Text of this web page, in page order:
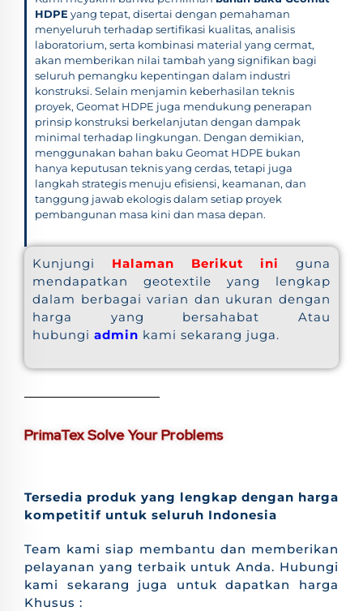
HDPE yang tepat, disertai dengan pemahaman
menyeluruh terhadap sertifikasi kualitas, analisis
laboratorium, serta kombinasi material yang cermat,
akan memberikan nilai tambah yang signifikan bagi
seluruh pemangku kepentingan dalam industri
konstruksi. Selain menjamin keberhasilan teknis
proyek, Geomat HDPE juga mendukung penerapan
prinsip konstruksi berkelanjutan dengan dampak
minimal terhadap lingkungan. Dengan demikian,
menggunakan bahan baku Geomat HDPE bukan
hanya keputusan teknis yang cerdas, tetapi juga
langkah strategis menuju efisiensi, keamanan, dan
tanggung jawab ekologis dalam setiap proyek
pembangunan masa kini dan masa depan.
Kunjungi Halaman Berikut ini
guna
mendapatkan geotextile yang lengkap
dalam berbagai varian dan ukuran dengan
harga yang bersahabat Atau
hubungi admin kami sekarang juga.
PrimaTex Solve Your Problems
Tersedia produk yang lengkap dengan harga
kompetitif untuk seluruh Indonesia
Team kami siap membantu dan memberikan
pelayanan yang terbaik untuk Anda. Hubungi
kami sekarang juga untuk dapatkan harga
Khusus :